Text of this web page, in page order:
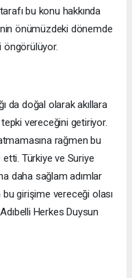
bu konu hakkında
önümüzdeki dönemde
öngörülüyor.
da doğal olarak akıllara
vereceğini getiriyor.
rağmen bu
etti. Türkiye ve Suriye
daha sağlam adımlar
bu girişime vereceği olası
Herkes Duysun